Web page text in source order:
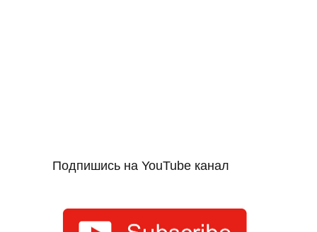
Подпишись на YouTube канал